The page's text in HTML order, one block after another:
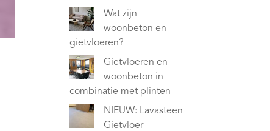
Wat zijn
woonbeton en
gietvloeren?
Gietvloeren en
woonbeton in
combinatie met plinten
NIEUW: Lavasteen
Gietvloer